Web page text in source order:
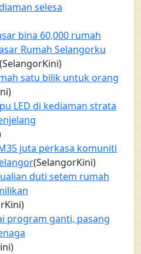
selesa
bina 60,000 rumah
Rumah Selangorku
(SelangorKini)
satu bilik untuk orang
LED di kediaman strata
juta perkasa komuniti
(SelangorKini)
duti setem rumah
program ganti, pasang